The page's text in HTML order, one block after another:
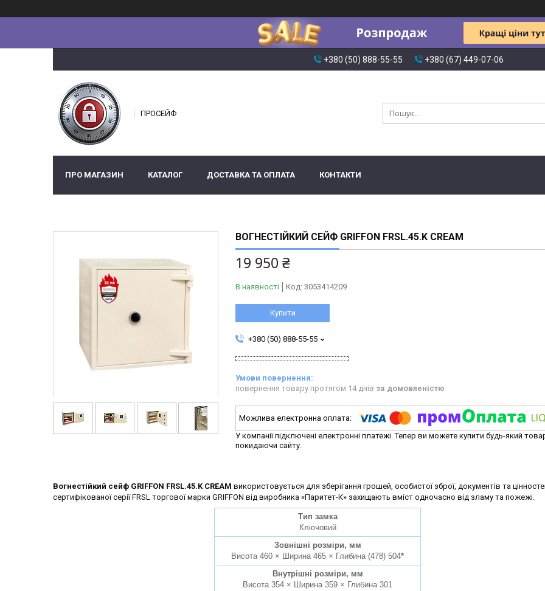
+380 (50) 888-55-55 +380 (67) 449-07-06
ПРОСЕЙФ
ПРО МАГАЗИН КАТАЛОГ ДОСТАВКА ТА ОПЛАТА КОНТАКТИ
ВОГНЕСТІЙКИЙ СЕЙФ GRIFFON FRSL.45.K CREAM
19 950 ₴
В наявності Код: 3053414209
Купити
+380 (50) 888-55-55
повернення товару протягом 14 днів за домовленістю
У компанії підключені електронні платежі. Тепер ви можете купити будь-який
покидаючи сайту.
Вогнестійкий сейф GRIFFON FRSL.45.K CREAM використовується для зберігання грошей, особистої зброї, документів та
сертифікованої серії FRSL торгової марки GRIFFON від виробника «Паритет-К» захищають вміст одночасно від зламу та пожежі.
Тип замка
Ключовий
Зовнішні розміри, мм
Висота 460 × Ширина 465 × Глибина (478) 504*
Внутрішні розміри, мм
Висота 354 × Ширина 359 × Глибина 301